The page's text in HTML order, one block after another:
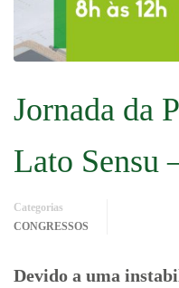
Jornada da
Lato Sensu
Categorias
CONGRESSOS
Devido a uma